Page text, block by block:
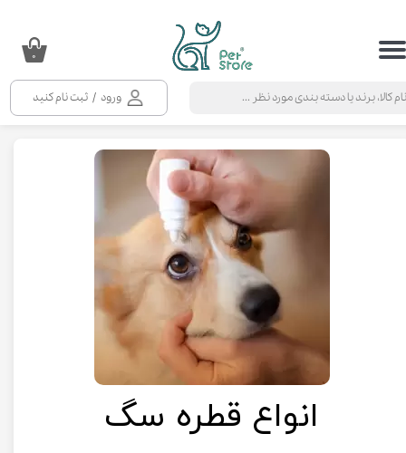
ورود / ثبت نام کنید
حساب کاربری من
خروج از حساب کاربری
۰
انواع قطره سگ